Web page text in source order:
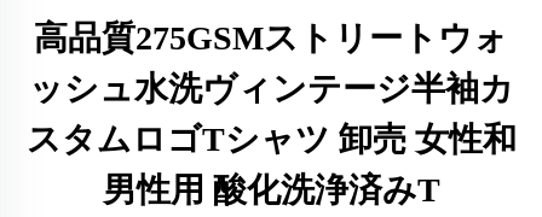
高品質275GSMストリートウォ
ッシュ水洗ヴィンテージ半袖カ
スタムロゴTシャツ 卸売 女性和
男性用 酸化洗浄済みT